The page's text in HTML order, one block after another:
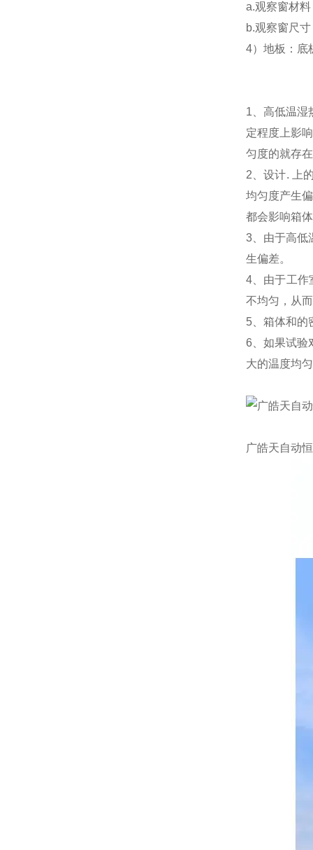
a.观察窗材
b.观察窗尺
4）地板：底
1、高低温湿
定程度上影
匀度的就存
2、设计. 上
均匀度产生
都会影响箱
3、由于高低
生偏差。
4、由于工作
不均匀，从
5、箱体和的
6、如果试验
大的温度均
广皓天自动